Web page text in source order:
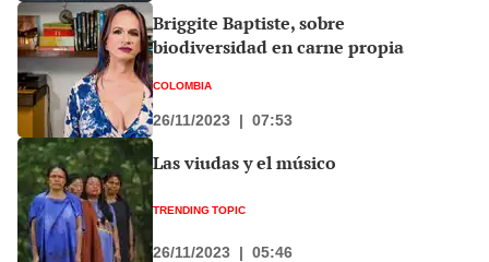
Briggite Baptiste, sobre
biodiversidad en carne propia
COLOMBIA
26/11/2023 | 07:53
Las viudas y el músico
TRENDING TOPIC
26/11/2023 | 05:46